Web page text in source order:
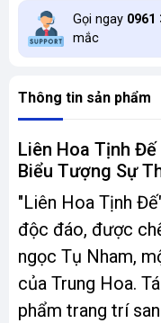
Gọi ngay 0961
mắc
Thông tin sản phẩm
Liên Hoa Tịnh
Biểu Tượng Sự
"Liên Hoa Tịnh
độc đáo, được
ngọc Tụ Nham,
của Trung Hoa.
phẩm trang trí